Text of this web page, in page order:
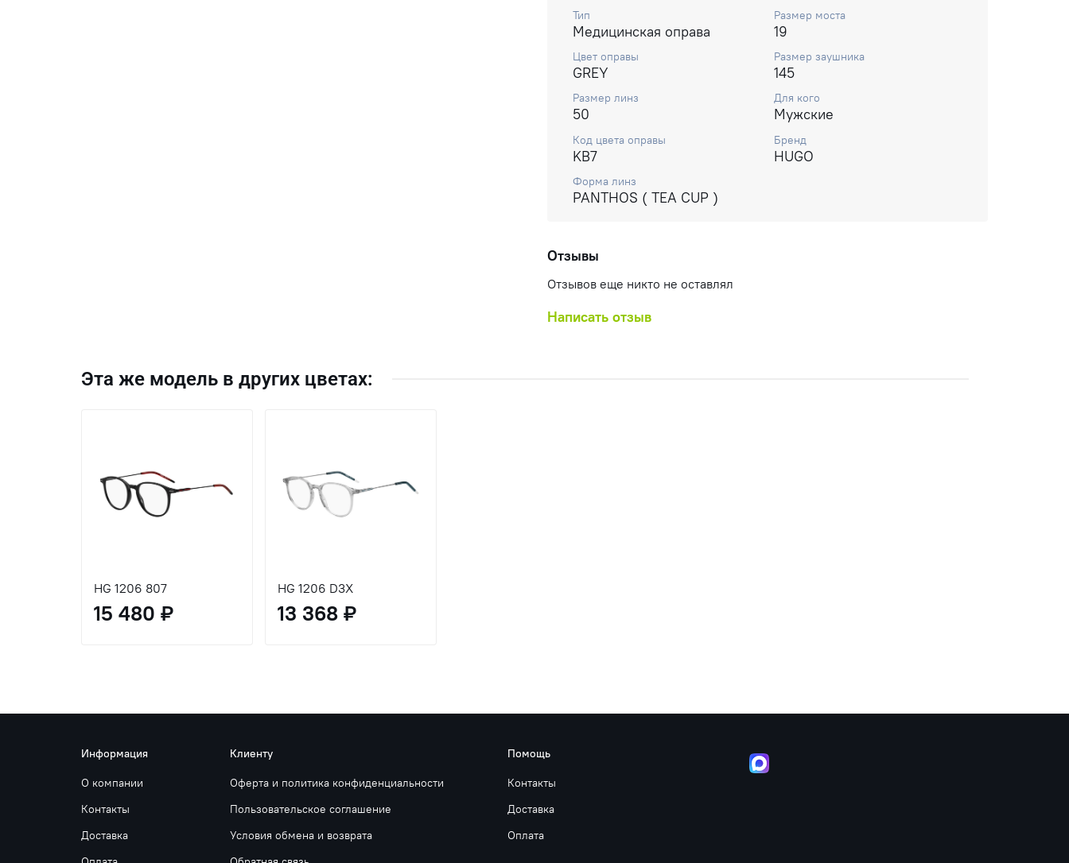
Тип
Медицинская оправа
Размер моста
19
Цвет оправы
GREY
Размер заушника
145
Размер линз
50
Для кого
Мужские
Код цвета оправы
KB7
Бренд
HUGO
Форма линз
PANTHOS ( TEA CUP )
Отзывы
Отзывов еще никто не оставлял
Написать отзыв
Эта же модель в других цветах:
HG 1206 807
15 480 ₽
HG 1206 D3X
13 368 ₽
Информация
О компании
Контакты
Доставка
Клиенту
Оферта и политика конфиденциальности
Пользовательское соглашение
Условия обмена и возврата
Помощь
Контакты
Доставка
Оплата